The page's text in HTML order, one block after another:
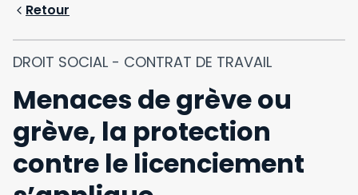
Retour
DROIT SOCIAL - CONTRAT DE TRAVAIL
Menaces de grève ou
grève, la protection
contre le licenciement